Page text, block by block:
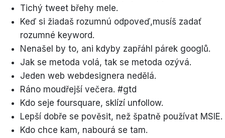
Tichý tweet břehy mele.
Keď si žiadaš rozumnú odpoveď,musíš zadať
rozumné keyword.
Nenašel by to, ani kdyby zapřáhl párek googlů.
Jak se metoda volá, tak se metoda ozývá.
Jeden web webdesignera nedělá.
Ráno moudřejší večera. #gtd
Kdo seje foursquare, sklízí unfollow.
Lepší dobře se pověsit, než špatně používat MSIE.
Kdo chce kam, nabourá se tam.